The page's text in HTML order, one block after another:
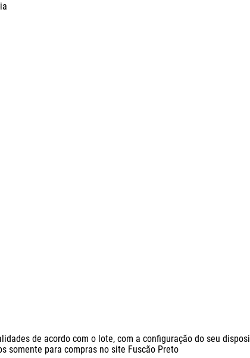
de acordo com o lote, com a configuração do seu
somente para compras no site Fuscão Preto